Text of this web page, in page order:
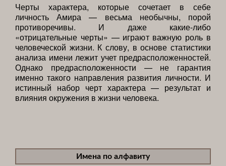
Черты характера, которые сочетает в себе
личность Амира — весьма необычны, порой
противоречивы. И даже какие-либо
«отрицательные черты» — играют важную роль в
человеческой жизни. К слову, в основе статистики
анализа имени лежит учет предрасположенностей.
Однако предрасположенности — не гарантия
именно такого направления развития личности. И
истинный набор черт характера — результат и
влияния окружения в жизни человека.
Имена по алфавиту